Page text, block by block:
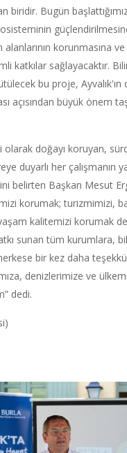
biridir. Bugün
alanlarının korunmasına
katkılar sağlayacaktır.
bu proje, Ayvalık'ın
açısından büyük önem
olarak doğayı koruyan,
duyarlı her çalışmanın
belirten Başkan Mesut
korumak; turizmimizi,
kalitemizi korumak
sunan tüm kurumlara,
bir kez daha
denizlerimize ve
dedi.